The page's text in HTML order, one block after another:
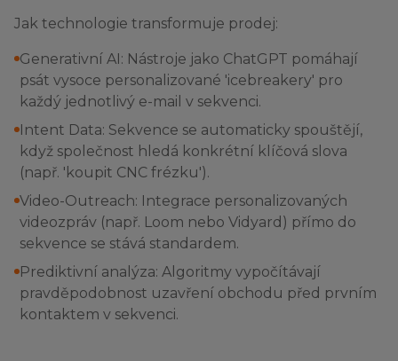
Jak technologie transformuje prodej:
Generativní AI: Nástroje jako ChatGPT pomáhají
psát vysoce personalizované 'icebreakery' pro
každý jednotlivý e-mail v sekvenci.
Intent Data: Sekvence se automaticky spouštějí,
když společnost hledá konkrétní klíčová slova
(např. 'koupit CNC frézku').
Video-Outreach: Integrace personalizovaných
videozpráv (např. Loom nebo Vidyard) přímo do
sekvence se stává standardem.
Prediktivní analýza: Algoritmy vypočítávají
pravděpodobnost uzavření obchodu před prvním
kontaktem v sekvenci.